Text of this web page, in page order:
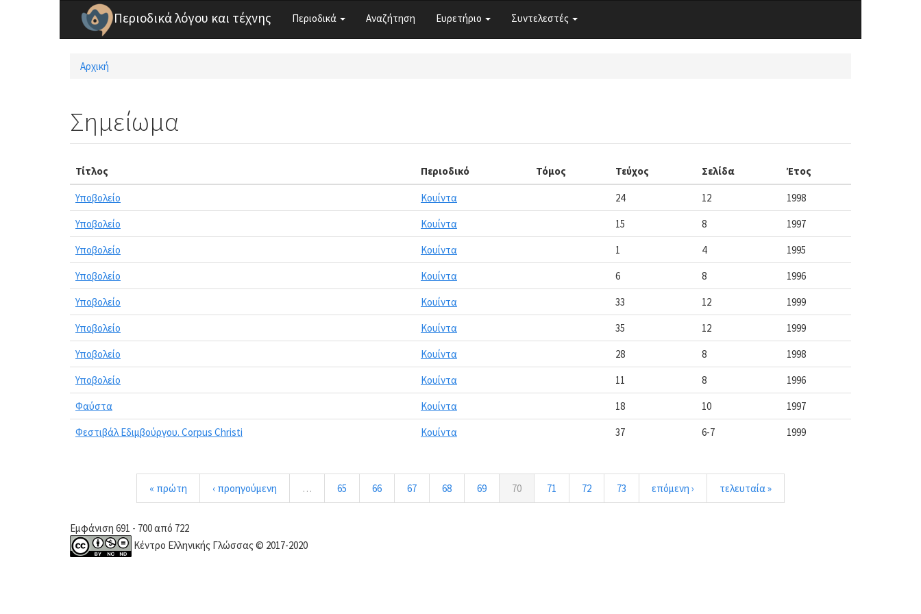
Παράκαμψη προς το κυρίως περιεχόμενο
Περιοδικά λόγου και τέχνης Περιοδικά Αναζήτηση Ευρετήριο Συντελεστές
Είστε εδώ
Αρχική
Σημείωμα
Τίτλος Περιοδικό Τόμος Τεύχος Σελίδα Έτος
Υποβολείο Κουίντα 24 12
1998
Υποβολείο
Κουίντα 15 8
1997
Υποβολείο
Κουίντα 1 4
1995
Υποβολείο
Κουίντα 6 8
1996
Υποβολείο
Κουίντα 33 12
1999
Υποβολείο
Κουίντα 35 12
1999
Υποβολείο
Κουίντα 28 8
1998
Υποβολείο
Κουίντα 11 8
1996
Φαύστα
Κουίντα 18 10
1997
Φεστιβάλ Εδιμβούργου. Corpus Christi
Κουίντα 37 6-7 1999
« πρώτη ‹ προηγούμενη … 65 66 67 68 69 70 71 72 73 επόμενη › τελευταία »
Εμφάνιση 691 - 700 από 722
Κέντρο Ελληνικής Γλώσσας © 2017-2020